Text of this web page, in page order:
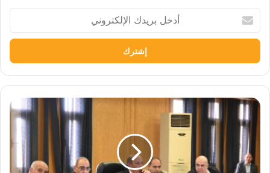
بريدك
الإلكتروني
بالصور
تفاصيل
الاجتماع
الدوري
لمجلس
مستشفيات